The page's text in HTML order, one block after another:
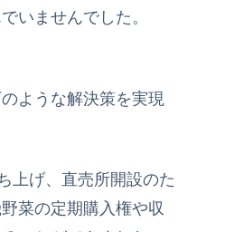
いませんでした。
ような解決策を実現
上げ、直売所開設のた
菜の定期購入権や収